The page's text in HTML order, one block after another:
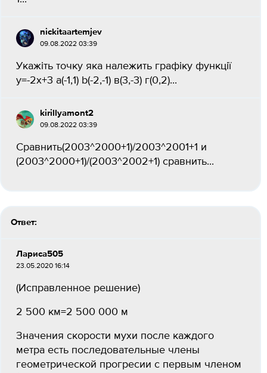
nickitaartemjev
09.08.2022 03:39
Укажіть точку яка належить графіку функції
y=-2x+3 a(-1,1) b(-2,-1) в(3,-3) г(0,2)...
kirillyamont2
09.08.2022 03:39
Сравнить(2003^2000+1)/2003^2001+1 и
(2003^2000+1)/(2003^2002+1) сравнить...
Ответ:
Лариса505
23.05.2020 16:14
(Исправленное решение)
2 500 км=2 500 000 м
Значения скорости мухи после каждого
метра есть последовательные члены
геометрической прогресии с первым членом